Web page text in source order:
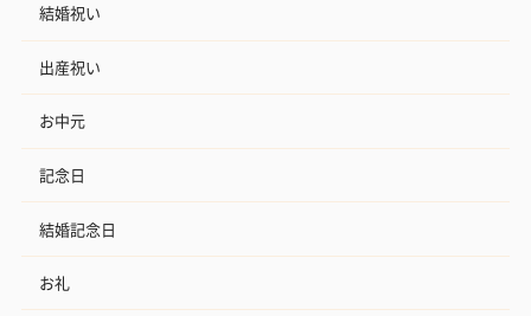
結婚祝い
出産祝い
お中元
記念日
結婚記念日
お礼